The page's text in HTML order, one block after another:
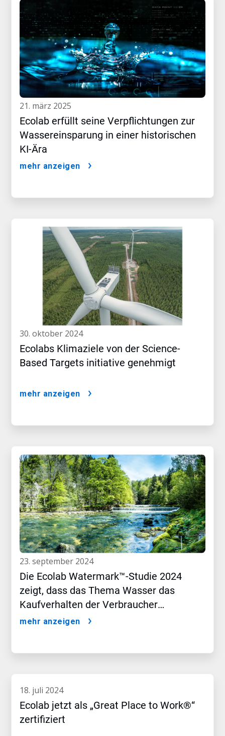
21. märz 2025
Ecolab erfüllt seine Verpflichtungen zur
Wassereinsparung in einer historischen
KI-Ära
mehr anzeigen
30. oktober 2024
Ecolabs Klimaziele von der Science-
Based Targets initiative genehmigt
mehr anzeigen
23. september 2024
Die Ecolab Watermark™-Studie 2024
zeigt, dass das Thema Wasser das
Kaufverhalten der Verbraucher
beeinflusst
mehr anzeigen
18. juli 2024
Ecolab jetzt als „Great Place to Work®“
zertifiziert